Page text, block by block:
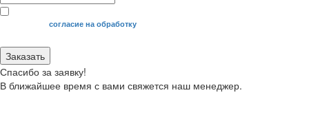
Я даю своесогласие на обработку
Заказать
Спасибо за заявку!
В ближайшее время с вами свяжется наш менеджер.